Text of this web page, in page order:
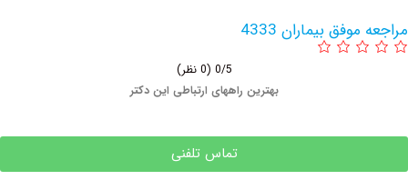
بیماران 4333
بهترین راههای ارتباطی این دکتر
تماس تلفنی